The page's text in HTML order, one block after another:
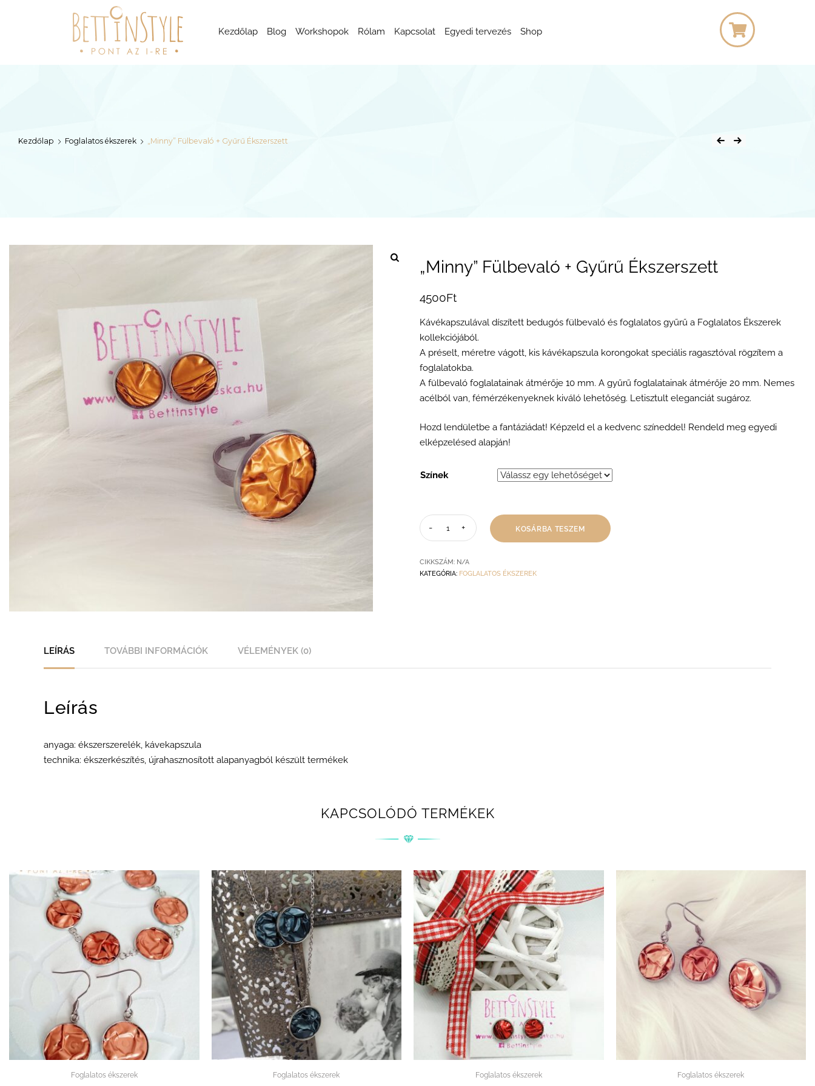
Kezdőlap Blog Workshopok Rólam Kapcsolat Egyedi tervezés Shop
Kezdőlap Foglalatos ékszerek „Minny” Fülbevaló + Gyűrű Ékszerszett
„Minny” Fülbevaló + Gyűrű Ékszerszett
4500Ft
Kávékapszulával díszített bedugós fülbevaló és foglalatos gyűrű a Foglalatos Ékszerek
kollekciójából.
A préselt, méretre vágott, kis kávékapszula korongokat speciális ragasztóval rögzítem a
foglalatokba.
A fülbevaló foglalatainak átmérője 10 mm. A gyűrű foglalatainak átmérője 20 mm. Nemes
acélból van, fémérzékenyeknek kiváló lehetőség. Letisztult eleganciát sugároz.
Hozd lendületbe a fantáziádat! Képzeld el a kedvenc színeddel! Rendeld meg egyedi
elképzelésed alapján!
Színek
KOSÁRBA TESZEM
CIKKSZÁM: N/A
KATEGÓRIA: FOGLALATOS ÉKSZEREK
LEÍRÁS TOVÁBBI INFORMÁCIÓK VÉLEMÉNYEK (0)
Leírás
anyaga: ékszerszerelék, kávekapszula
technika: ékszerkészítés, újrahasznosított alapanyagból készült termékek
KAPCSOLÓDÓ TERMÉKEK
Foglalatos ékszerek Foglalatos ékszerek Foglalatos ékszerek Foglalatos ékszerek